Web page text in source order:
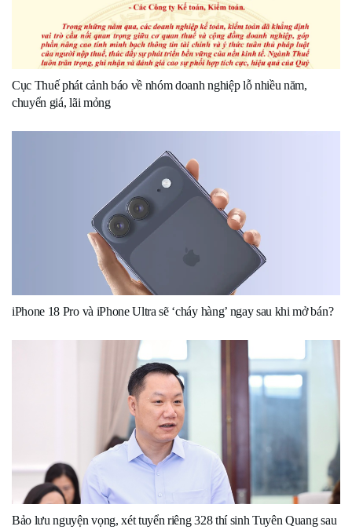
Cục Thuế phát cảnh báo về nhóm doanh nghiệp lỗ nhiều năm,
chuyển giá, lãi mỏng
iPhone 18 Pro và iPhone Ultra sẽ ‘cháy hàng’ ngay sau khi mở bán?
Bảo lưu nguyện vọng, xét tuyển riêng 328 thí sinh Tuyên Quang sau